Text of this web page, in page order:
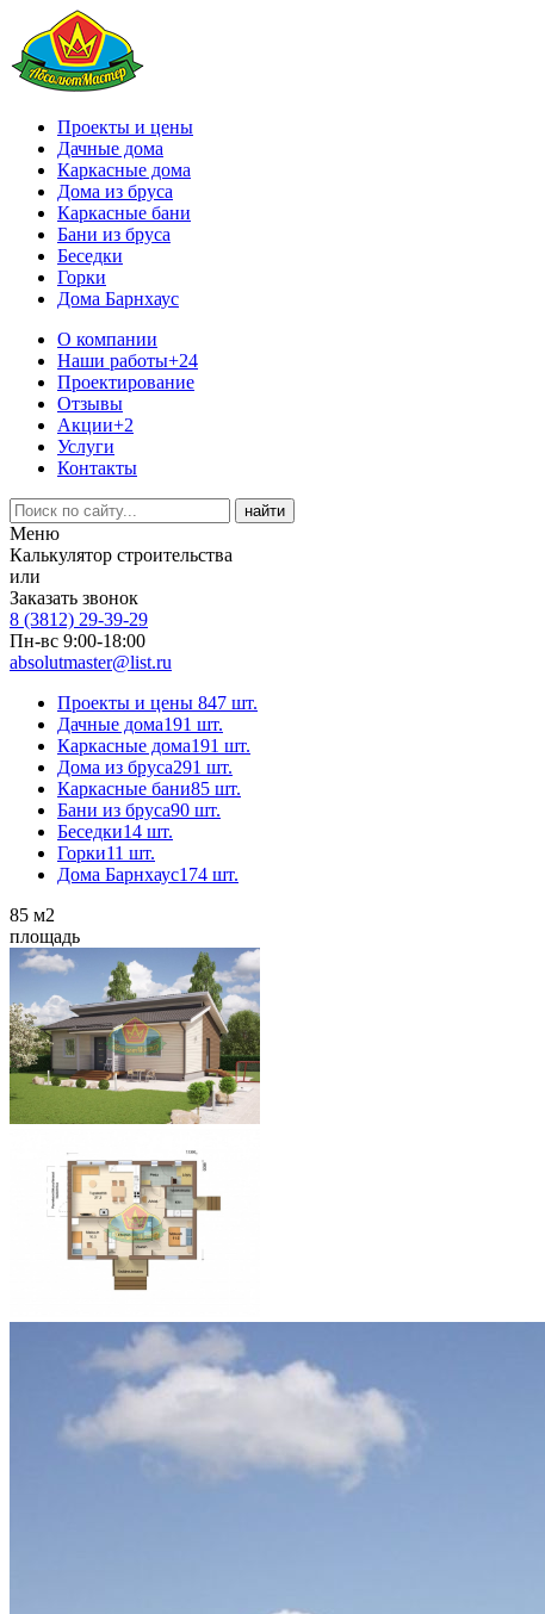
Проекты и цены
Дачные дома
Каркасные дома
Дома из бруса
Каркасные бани
Бани из бруса
Беседки
Горки
Дома Барнхаус
О компании
Наши работы+24
Проектирование
Отзывы
Акции+2
Услуги
Контакты
Меню
Калькулятор строительства
или
Заказать звонок
8 (3812) 29-39-29
Пн-вс 9:00-18:00
absolutmaster@list.ru
Проекты и цены 847 шт.
Дачные дома191 шт.
Каркасные дома191 шт.
Дома из бруса291 шт.
Каркасные бани85 шт.
Бани из бруса90 шт.
Беседки14 шт.
Горки11 шт.
Дома Барнхаус174 шт.
85 м2
площадь